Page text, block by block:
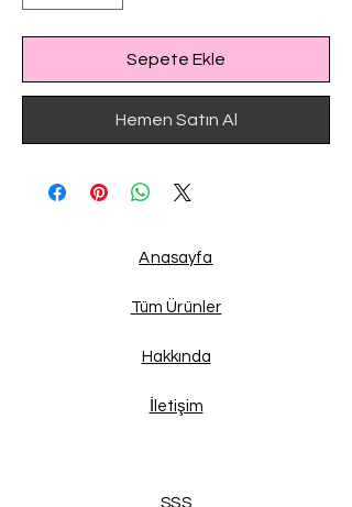
Sepete Ekle
Hemen Satın Al
Anasayfa
Tüm Ürünler
Hakkında
İletişim
SSS